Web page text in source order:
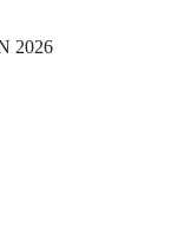
2026